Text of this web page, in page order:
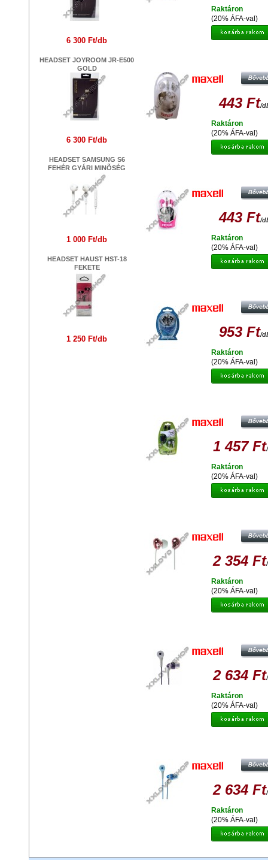
6 300 Ft/db
HEADSET JOYROOM JR-E500
GOLD
6 300 Ft/db
HEADSET SAMSUNG S6
FEHÉR GYÁRI MINÕSÉG
1 000 Ft/db
HEADSET HAUST HST-18
FEKETE
1 250 Ft/db
(20% ÁFA-val)
Raktáron
443 Ft/
(20% ÁFA-val)
Raktáron
443 Ft/
(20% ÁFA-val)
Raktáron
953 Ft/
(20% ÁFA-val)
Raktáron
1 457 Ft
(20% ÁFA-val)
Raktáron
2 354 Ft
(20% ÁFA-val)
Raktáron
2 634 Ft
(20% ÁFA-val)
Raktáron
2 634 Ft
(20% ÁFA-val)
Raktáron